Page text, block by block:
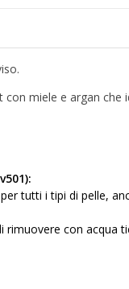
miele e argan che
tutti i tipi di pelle,
con acqua